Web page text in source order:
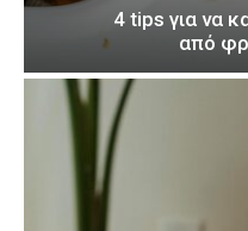
4 tips για να
από